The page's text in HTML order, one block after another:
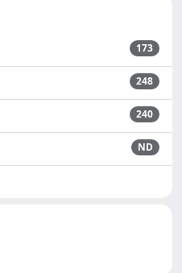
173
248
240
ND